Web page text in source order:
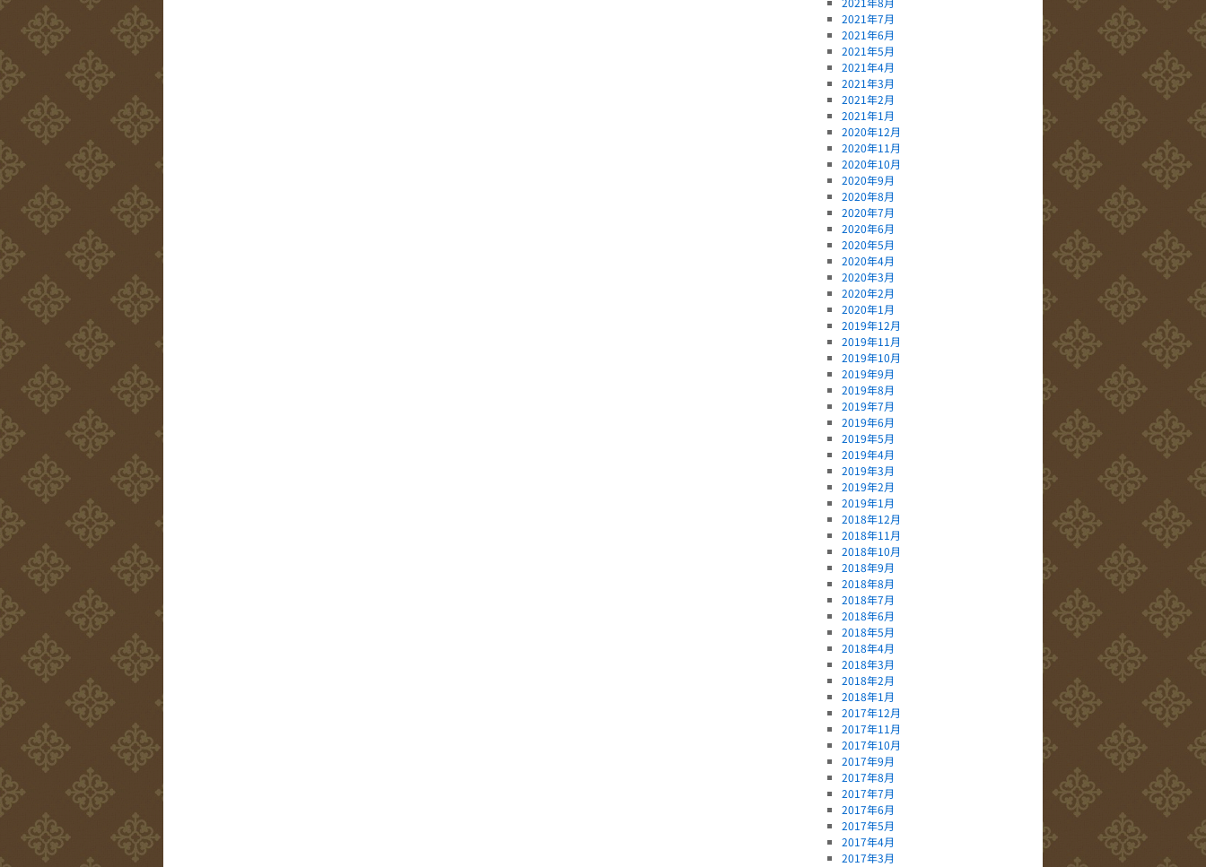
2021年7月
2021年6月
2021年5月
2021年4月
2021年3月
2021年2月
2021年1月
2020年12月
2020年11月
2020年10月
2020年9月
2020年8月
2020年7月
2020年6月
2020年5月
2020年4月
2020年3月
2020年2月
2020年1月
2019年12月
2019年11月
2019年10月
2019年9月
2019年8月
2019年7月
2019年6月
2019年5月
2019年4月
2019年3月
2019年2月
2019年1月
2018年12月
2018年11月
2018年10月
2018年9月
2018年8月
2018年7月
2018年6月
2018年5月
2018年4月
2018年3月
2018年2月
2018年1月
2017年12月
2017年11月
2017年10月
2017年9月
2017年8月
2017年7月
2017年6月
2017年5月
2017年4月
2017年3月